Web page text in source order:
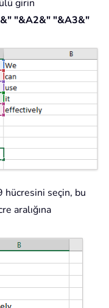
girin
"&A2&" "&A3&"
hücresini seçin, bu
aralığına